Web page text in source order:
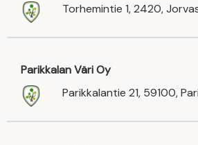
Torhemintie 1, 2420,
Parikkalan Väri Oy
Parikkalantie 21, 59100,